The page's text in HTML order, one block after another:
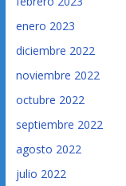
enero 2023
diciembre 2022
noviembre 2022
octubre 2022
septiembre 2022
agosto 2022
julio 2022